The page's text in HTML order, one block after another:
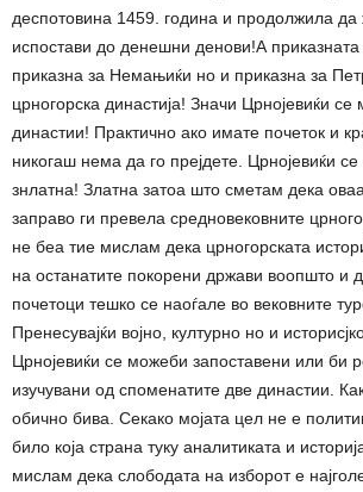
деспотовина 1459. година и продолжила да
испостави до денешни денови!А приказната
приказна за Немањиќи но и приказна за
црногорска династија! Значи Црнојевиќи се
династии! Практично ако имате почеток и
никогаш нема да го прејдете. Црнојевиќи
знлатна! Златна затоа што сметам дека
заправо ги превела средновековните
не беа тие мислам дека црногорската
на останатите покорени држави воопшто и
почетоци тешко се наоѓале во вековните
Пренесувајќи војно, културно но и
Црнојевиќи се можеби запоставени или би
изучувани од споменатите две династии.
обично бива. Секако мојата цел не е
било која страна туку аналитиката и
мислам дека слободата на изборот е